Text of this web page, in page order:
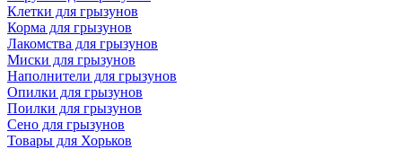
Клетки для грызунов
Корма для грызунов
Лакомства для грызунов
Миски для грызунов
Наполнители для грызунов
Опилки для грызунов
Поилки для грызунов
Сено для грызунов
Товары для Хорьков